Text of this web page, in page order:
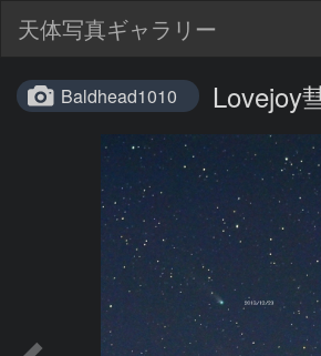
天体写真ギャラリー
Baldhead1010 Lovejoy